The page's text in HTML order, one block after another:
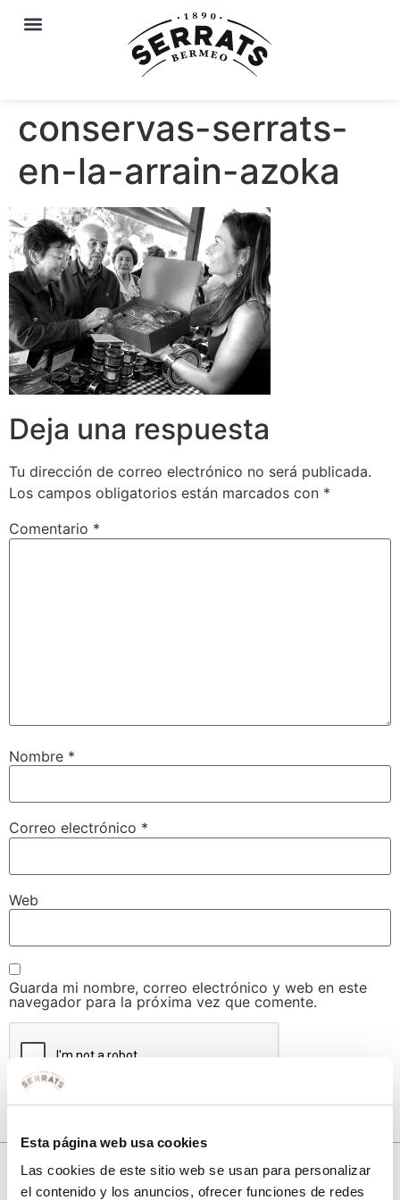
Esta página web usa cookies
Las cookies de este sitio web se usan para personalizar
el contenido y los anuncios, ofrecer funciones de redes
conservas-serrats-
en-la-arrain-azoka
Deja una respuesta
Tu dirección de correo electrónico no será publicada.
Los campos obligatorios están marcados con *
Comentario *
Nombre *
Correo electrónico *
Web
Guarda mi nombre, correo electrónico y web en este
navegador para la próxima vez que comente.